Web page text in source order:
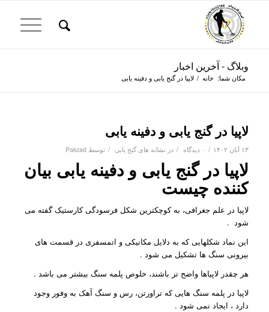
وبلاگ - آخرین اخبار
مکان شما: خانه / لاپیا در گنج یابی و دفینه یابی
لاپیا در گنج یابی و دفینه یابی
۱۳ آبان ۱۴۰۲ / ۰ دیدگاه / در نشانه های گنج یابی / توسط Pakzad
لاپیا در گنج یابی و دفینه یابی بیان
کننده چیست
لاپیا در علم جغرافی، به کوچکترین شکل فرسودگی کارستیک گفته می
شود .
این نماد شکلهایی که به دلایل مکانیکی و اتمسفری در قسمت های
بیرونی سنگ ها تشکیل می شود .
هر چقدر لاپیاها واضح تر باشند، خلوص پلمه سنگ بیشتر می باشد .
لاپیا در پلمه سنگ هایی که تراورتن، رس و سنگ آهک به وفور وجود
دارد ، ایجاد نمی شود .